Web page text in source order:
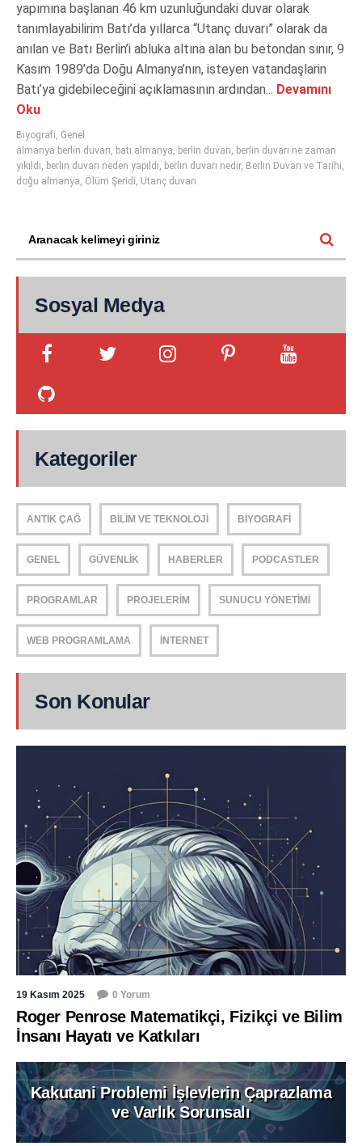
yapımına başlanan 46 km uzunluğundaki duvar olarak
tanımlayabilirim Batı’da yıllarca “Utanç duvarı” olarak da
anılan ve Batı Berlin’i abluka altına alan bu betondan sınır, 9
Kasım 1989’da Doğu Almanya’nın, isteyen vatandaşlarin
Batı’ya gidebileceğini açıklamasının ardından... Devamını
Oku
Biyografi, Genel
almanya berlin duvarı, batı almanya, berlin duvarı, berlin duvarı ne zaman
yıkıldı, berlin duvarı neden yapıldı, berlin duvarı nedir, Berlin Duvarı ve Tarihi,
doğu almanya, Ölüm Şeridi, Utanç duvarı
Sosyal Medya
Kategoriler
ANTIK ÇAĞ BILIM VE TEKNOLOJI BIYOGRAFI
GENEL GÜVENLIK HABERLER PODCASTLER
PROGRAMLAR PROJELERIM SUNUCU YÖNETIMI
WEB PROGRAMLAMA İNTERNET
Son Konular
19 Kasım 2025 0 Yorum
Roger Penrose Matematikçi, Fizikçi ve Bilim
İnsanı Hayatı ve Katkıları
Kakutani Problemi İşlevlerin Çaprazlama
ve Varlık Sorunsalı